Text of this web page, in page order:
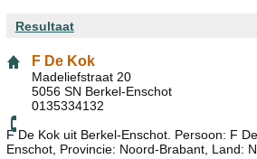
Resultaat
F De Kok
Madeliefstraat 20
5056 SN Berkel-Enschot
0135334132
F De Kok uit Berkel-Enschot. Persoon: F
Enschot, Provincie: Noord-Brabant, Land: